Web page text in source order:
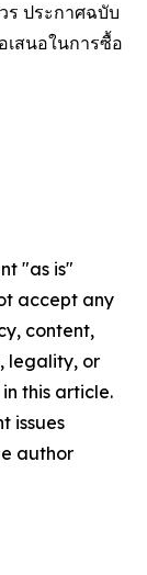
ร ประกาศฉบับ
เสนอในการซื้อ
"as is"
accept any
content,
legality, or
this article.
issues
author